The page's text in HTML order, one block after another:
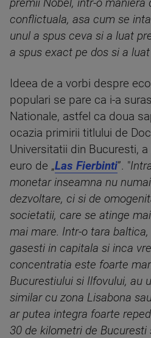
premii Nobel, intr-o maniera
conflictuala, asa cum se
unul a spus ceva si a luat
a spus exact pe dos si a
Ideea de a vorbi despre
populari se pare ca i-a
Nationale, astfel ca doua
ocazia primirii titlului de
Universitatii din Bucuresti,
euro de „Las Fierbinti”. "
monetar inseamna nu
dezvoltare, ci si de
societatii, care se atinge
mai mare. Intr-o tara
gasesti in capitala si inca
concentratia este foarte
Bucurestiului si Ilfovului, au
similar cu zona Lisabona
ar putea integra foarte
30 de kilometri de